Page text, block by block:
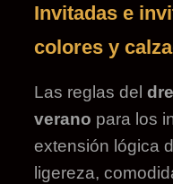
Invitadas e
colores y
Las reglas del
verano para los
extensión lógica
ligereza,